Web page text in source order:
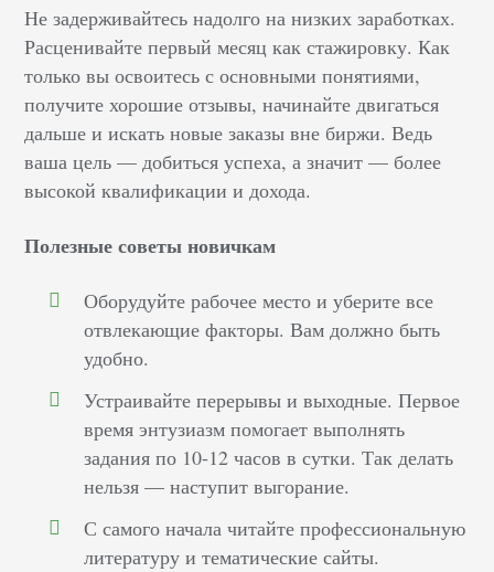
Не задерживайтесь надолго на низких заработках.
Расценивайте первый месяц как стажировку. Как
только вы освоитесь с основными понятиями,
получите хорошие отзывы, начинайте двигаться
дальше и искать новые заказы вне биржи. Ведь
ваша цель –– добиться успеха, а значит — более
высокой квалификации и дохода.
Полезные советы новичкам
Оборудуйте рабочее место и уберите все
отвлекающие факторы. Вам должно быть
удобно.
Устраивайте перерывы и выходные. Первое
время энтузиазм помогает выполнять
задания по 10-12 часов в сутки. Так делать
нельзя –– наступит выгорание.
С самого начала читайте профессиональную
литературу и тематические сайты.